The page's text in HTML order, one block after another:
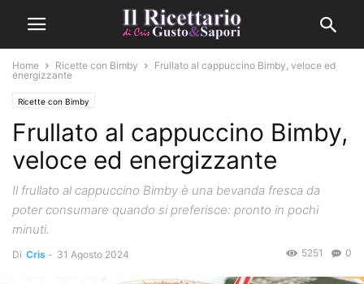
Home Ricette con Bimby
Frullato al cappuccino Bimby, veloce ed
energizzante
Ricette con Bimby
Frullato al cappuccino Bimby,
veloce ed energizzante
Il frullato al cappuccino Bimby è una bevanda fresca da
poter consumare quando si preferisce: pronto in pochi
minuti.
Di Cris - 31 Agosto 2024 0
5251